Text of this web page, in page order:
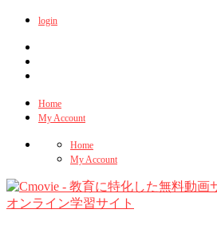
login
Home
My Account
Home
My Account